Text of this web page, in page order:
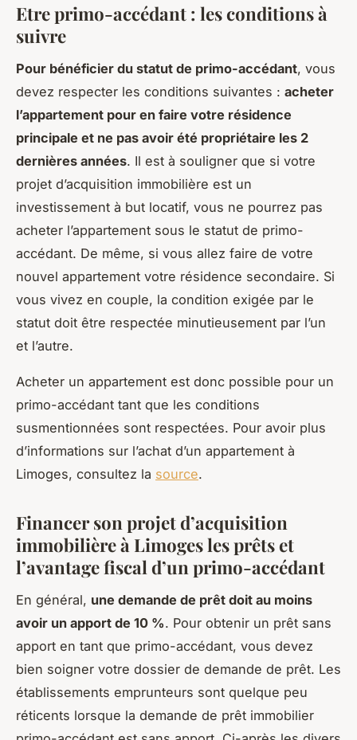
Etre primo-accédant : les conditions à
suivre
Pour bénéficier du statut de primo-accédant, vous
devez respecter les conditions suivantes : acheter
l’appartement pour en faire votre résidence
principale et ne pas avoir été propriétaire les 2
dernières années. Il est à souligner que si votre
projet d’acquisition immobilière est un
investissement à but locatif, vous ne pourrez pas
acheter l’appartement sous le statut de primo-
accédant. De même, si vous allez faire de votre
nouvel appartement votre résidence secondaire. Si
vous vivez en couple, la condition exigée par le
statut doit être respectée minutieusement par l’un
et l’autre.
Acheter un appartement est donc possible pour un
primo-accédant tant que les conditions
susmentionnées sont respectées. Pour avoir plus
d’informations sur l’achat d’un appartement à
Limoges, consultez la source.
Financer son projet d’acquisition
immobilière à Limoges les prêts et
l’avantage fiscal d’un primo-accédant
En général, une demande de prêt doit au moins
avoir un apport de 10 %. Pour obtenir un prêt sans
apport en tant que primo-accédant, vous devez
bien soigner votre dossier de demande de prêt. Les
établissements emprunteurs sont quelque peu
réticents lorsque la demande de prêt immobilier